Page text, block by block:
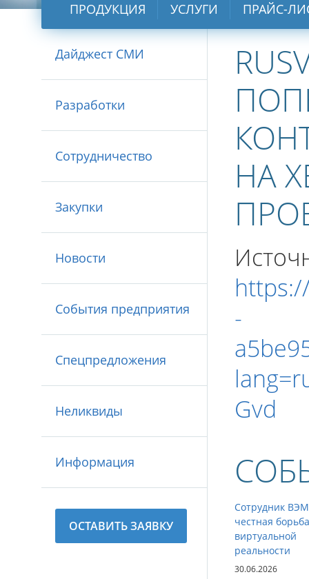
ПРОДУКЦИЯ УСЛУГИ ПРАЙС-
Дайджест СМИ
Разработки
Сотрудничество
Закупки
Новости
События предприятия
Спецпредложения
Неликвиды
Информация
ОСТАВИТЬ ЗАЯВКУ
НА
-
Gvd
Сотрудник
честная
виртуальной
реальности
30.06.2026